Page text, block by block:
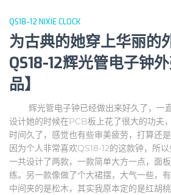
QS18-12 NIXIE CLOCK
为古典的她穿上华丽的
QS18-12辉光管电子钟
品】
辉光管电子钟已经做出来好久了，一
设计她的时候在PCB板上花了很大的功夫
时间久了，感觉也有些审美疲劳，打算还是
因为个人非常喜欢QS18-12的这款钟，所以
一共设计了两款，一款简单大方一点，面
练。另一款像做了个大裙摆，大气一些，有
中间夹的是松木，其实我原本定的是红胡